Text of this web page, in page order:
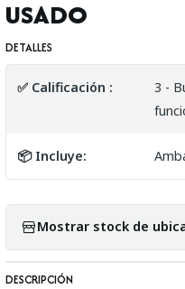
USADO
DETALLES
✅ Calificación :
3 -
📦 Incluye:
Mostrar stock de
DESCRIPCIÓN